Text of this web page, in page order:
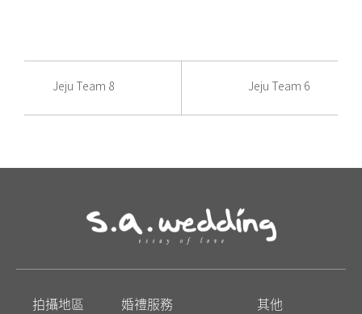
Jeju Team 8 Jeju Team 6
拍攝地區 婚禮服務 其他